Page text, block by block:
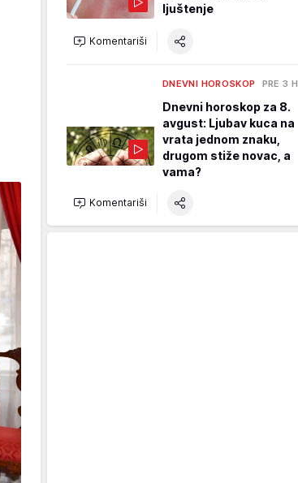
ljuštenje
Komentariši
DNEVNI HOROSKOP PRE 3 H
Dnevni horoskop za 8.
avgust: Ljubav kuca na
vrata jednom znaku,
drugom stiže novac, a
vama?
Komentariši